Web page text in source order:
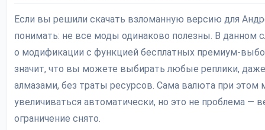
Если вы решили скачать взломанную версию для
понимать: не все моды одинаково полезны. В данном
о модификации с функцией бесплатных премиум-
значит, что вы можете выбирать любые реплики,
алмазами, без траты ресурсов. Сама валюта при этом
увеличиваться автоматически, но это не проблема —
ограничение снято.